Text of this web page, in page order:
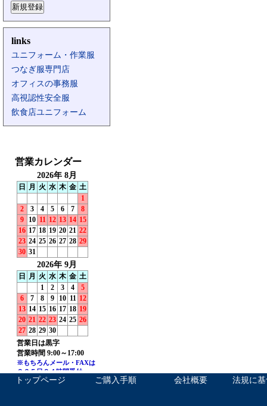
links
ユニフォーム・作業服
つなぎ服専門店
オフィスの事務服
高視認性安全服
飲食店ユニフォーム
トップページ ご購入手順 会社概要 法規に